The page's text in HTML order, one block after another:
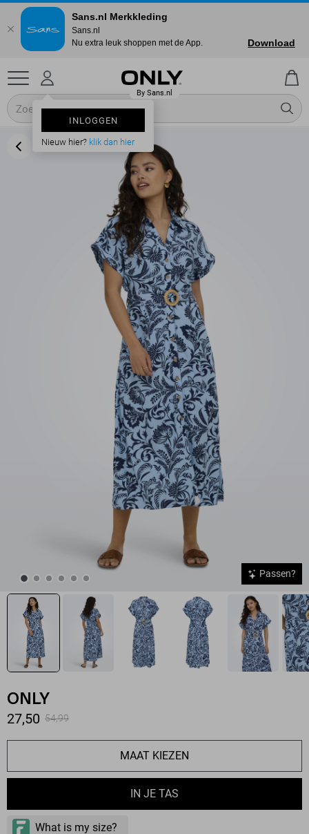
INLOGGEN
Nieuw hier? klik dan hier
Passen?
ONLY
27,50 54,99
MAAT KIEZEN
IN JE TAS
Sans.nl Merkkleding
Sans.nl
Nu extra leuk shoppen met de App.
Download